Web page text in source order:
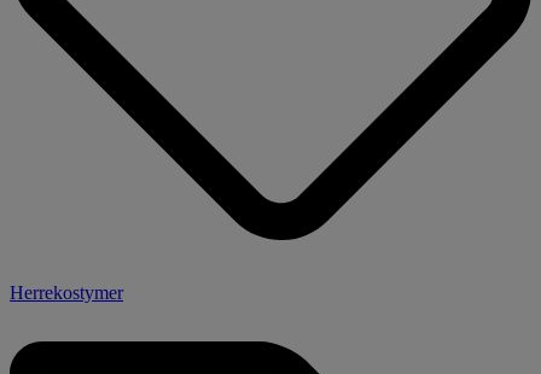
Herrekostymer